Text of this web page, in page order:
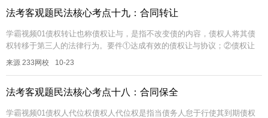
法考客观题民法核心考点十九：合同转让
学霸视频01债权转让也称债权让与，是指不改变债的内容，债权人将其债
权转移于第三人的法律行为。要件①达成有效的债权让与协议；②债权让
与需通知债务人（不必征得债务人同意）约定不得转让约定非金钱债务不
来源 233网校 10-23
法考客观题民法核心考点十八：合同保全
学霸视频01债权人代位权债权人代位权是指当债务人怠于行使其到期债权